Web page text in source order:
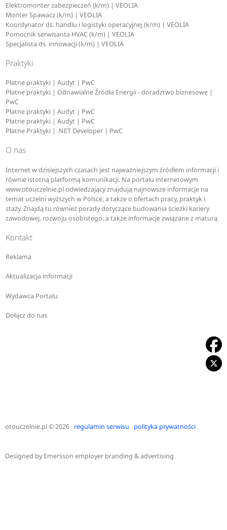
Elektromonter zabezpieczeń (k/m) | VEOLIA
Monter Spawacz (k/m) | VEOLIA
Koordynator ds. handlu i logistyki operacyjnej (k/m) | VEOLIA
Pomocnik serwisanta HVAC (k/m) | VEOLIA
Specjalista ds. innowacji (k/m) | VEOLIA
Praktyki
Płatne praktyki | Audyt | PwC
Płatne praktyki | Odnawialne Źródła Energii - doradztwo biznesowe |
PwC
Płatne praktyki | Audyt | PwC
Płatne praktyki | Audyt | PwC
Płatne Praktyki | .NET Developer | PwC
O nas
Internet w dzisiejszych czasach jest najważniejszym źródłem informacji i
równie istotną platformą komunikacji. Na portalu internetowym
www.otouczelnie.pl odwiedzający znajdują najnowsze informacje na
temat uczelni wyższych w Polsce, a także o ofertach pracy, praktyk i
staży. Znajdą tu również porady dotyczące budowania ścieżki kariery
zawodowej, rozwoju osobistego, a także informacje związane z maturą.
Kontakt
Reklama
Aktualizacja informacji
Wydawca Portalu
Dołącz do nas
otouczelnie.pl© 2026 regulamin serwisu polityka prywatności
Designed byEmersson employer branding & advertising